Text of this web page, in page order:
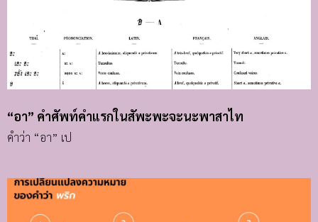
“อา” คำศัพท์คำแรกในสัพะพะจะนะพาสาไท
คำว่า “อา” เป